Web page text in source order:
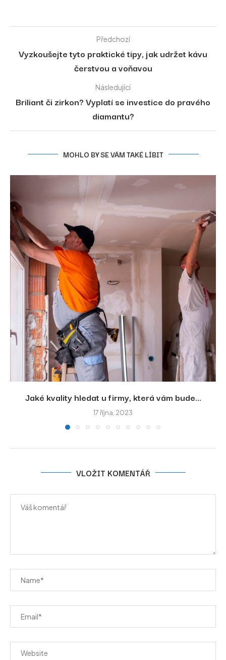
Předchozí
Vyzkoušejte tyto praktické tipy, jak udržet kávu
čerstvou a voňavou
Následující
Briliant či zirkon? Vyplatí se investice do pravého
diamantu?
MOHLO BY SE VÁM TAKÉ LÍBIT
Jaké kvality hledat u firmy, která vám bude...
17 října, 2023
VLOŽIT KOMENTÁŘ